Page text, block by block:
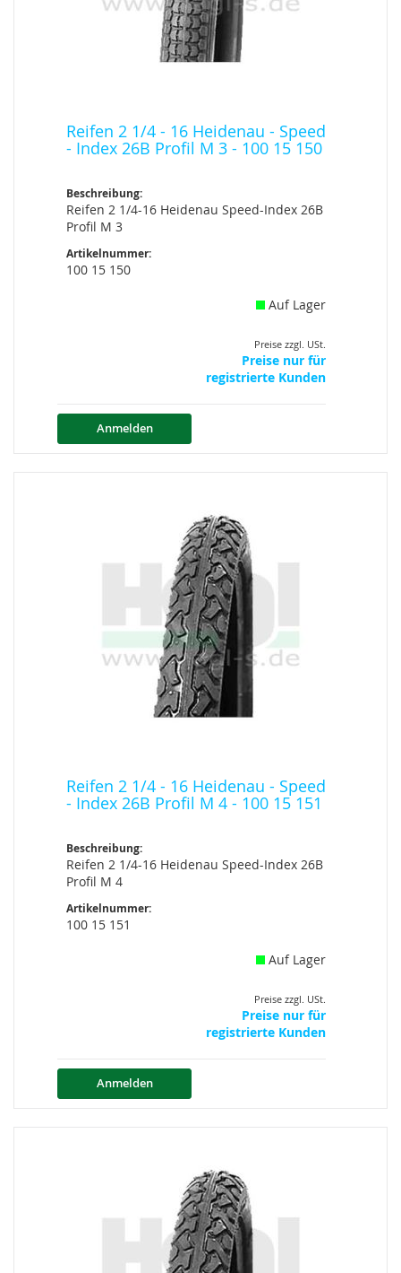
Reifen 2 1/4 - 16 Heidenau - Speed
- Index 26B Profil M 3 - 100 15 150
Beschreibung:
Reifen 2 1/4-16 Heidenau Speed-Index 26B
Profil M 3
Artikelnummer:
100 15 150
Auf Lager
Preise zzgl. USt.
Preise nur für
registrierte Kunden
Anmelden
Reifen 2 1/4 - 16 Heidenau - Speed
- Index 26B Profil M 4 - 100 15 151
Beschreibung:
Reifen 2 1/4-16 Heidenau Speed-Index 26B
Profil M 4
Artikelnummer:
100 15 151
Auf Lager
Preise zzgl. USt.
Preise nur für
registrierte Kunden
Anmelden